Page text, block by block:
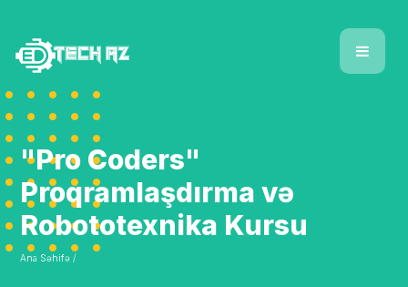
"Pro Coders"
Proqramlaşdırma və
Robototexnika Kursu
Ana Səhifə /